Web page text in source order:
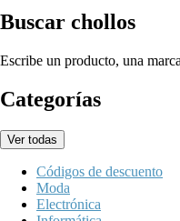
Buscar chollos
Escribe un producto, una
Categorías
Ver todas
Códigos de descuento
Moda
Electrónica